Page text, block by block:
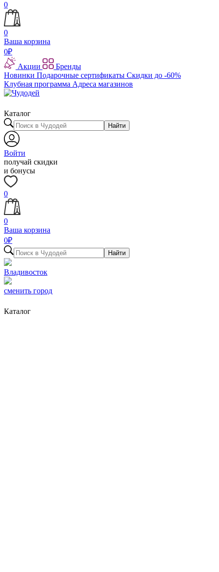
0
0
Ваша корзина
0₽
Акции
Бренды
Новинки Подарочные сертификаты Скидки до -60%
Клубная программа Адреса магазинов
Каталог
Найти
Войти
получай скидки
и бонусы
0
0
Ваша корзина
0₽
Найти
Владивосток
сменить город
Каталог